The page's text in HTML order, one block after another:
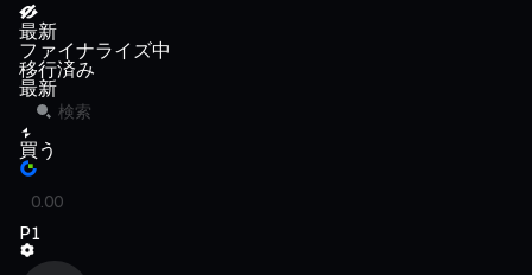
最新
ファイナライズ中
移行済み
最新
買う
P1